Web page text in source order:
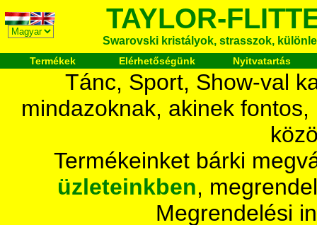
TAYLOR-
Swarovski kristályok, strasszok,
Termékek Elérhetőségünk Nyitvatartás
Tánc, Sport, Show-val
mindazoknak, akinek
Termékeinket bárki
üzleteinkben,
Megrendelési